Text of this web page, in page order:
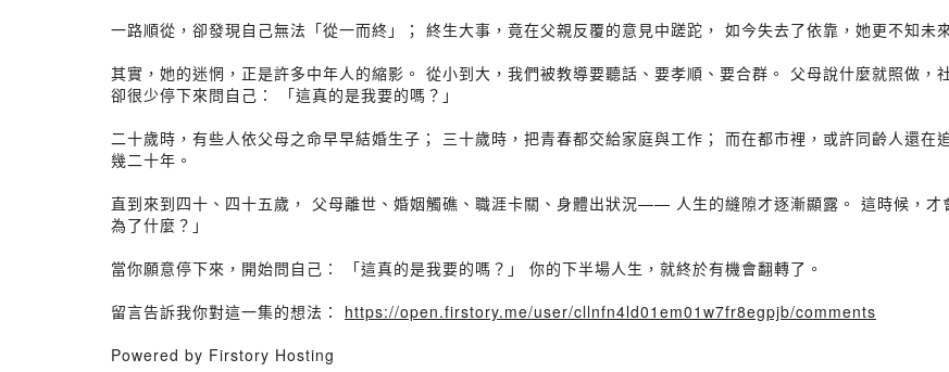
一路順從，卻發現自己無法「從一而終」； 終生大事，竟在父親反覆的意見中蹉跎， 如今失去了依靠，她更不知未
其實，她的迷惘，正是許多中年人的縮影。 從小到大，我們被教導要聽話、要孝順、要合群。 父母說什麼就照做，
卻很少停下來問自己： 「這真的是我要的嗎？」
二十歲時，有些人依父母之命早早結婚生子； 三十歲時，把青春都交給家庭與工作； 而在都市裡，或許同齡人還
幾二十年。
直到來到四十、四十五歲， 父母離世、婚姻觸礁、職涯卡關、身體出狀況—— 人生的縫隙才逐漸顯露。 這時候，
為了什麼？」
當你願意停下來，開始問自己： 「這真的是我要的嗎？」 你的下半場人生，就終於有機會翻轉了。
留言告訴我你對這一集的想法： https://open.firstory.me/user/cllnfn4ld01em01w7fr8egpjb/comments
Powered by Firstory Hosting